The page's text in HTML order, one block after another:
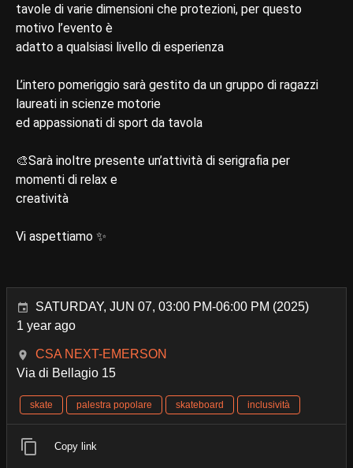
tavole di varie dimensioni che protezioni, per questo
motivo l’evento è
adatto a qualsiasi livello di esperienza
L’intero pomeriggio sarà gestito da un gruppo di ragazzi
laureati in scienze motorie
ed appassionati di sport da tavola
🎨Sarà inoltre presente un’attività di serigrafia per
momenti di relax e
creatività
Vi aspettiamo ✨
SATURDAY, JUN 07, 03:00 PM-06:00 PM (2025)
1 year ago
CSA NEXT-EMERSON
Via di Bellagio 15
skate palestra popolare skateboard inclusività
Copy link